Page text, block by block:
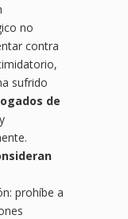
no
contra
sufrido
de
y
prohíbe a